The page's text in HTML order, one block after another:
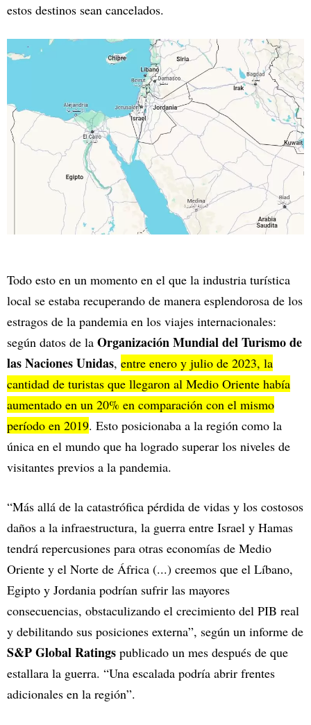
estos destinos sean cancelados.
Todo esto en un momento en el que la industria turística
local se estaba recuperando de manera esplendorosa de los
estragos de la pandemia en los viajes internacionales:
según datos de la Organización Mundial del Turismo de
las Naciones Unidas, entre enero y julio de 2023, la
cantidad de turistas que llegaron al Medio Oriente había
aumentado en un 20% en comparación con el mismo
período en 2019. Esto posicionaba a la región como la
única en el mundo que ha logrado superar los niveles de
visitantes previos a la pandemia.
“Más allá de la catastrófica pérdida de vidas y los costosos
daños a la infraestructura, la guerra entre Israel y Hamas
tendrá repercusiones para otras economías de Medio
Oriente y el Norte de África (...) creemos que el Líbano,
Egipto y Jordania podrían sufrir las mayores
consecuencias, obstaculizando el crecimiento del PIB real
y debilitando sus posiciones externa”, según un informe de
S&P Global Ratings publicado un mes después de que
estallara la guerra. “Una escalada podría abrir frentes
adicionales en la región”.